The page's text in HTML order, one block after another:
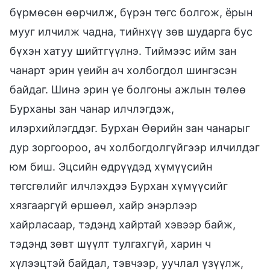
бүрмөсөн өөрчилж, бүрэн төгс болгож, ёрын
мууг илчилж чадна, тийнхүү зөв шударга бус
бүхэн хатуу шийтгүүлнэ. Тиймээс ийм зан
чанарт эрин үеийн ач холбогдол шингэсэн
байдаг. Шинэ эрин үе болгоны ажлын төлөө
Бурханы зан чанар илчлэгдэж,
илэрхийлэгддэг. Бурхан Өөрийн зан чанарыг
дур зоргоороо, ач холбогдолгүйгээр илчилдэг
юм биш. Эцсийн өдрүүдэд хүмүүсийн
төгсгөлийг илчлэхдээ Бурхан хүмүүсийг
хязгааргүй өршөөл, хайр энэрлээр
хайрласаар, тэдэнд хайртай хэвээр байж,
тэдэнд зөвт шүүлт тулгахгүй, харин ч
хүлээцтэй байдал, тэвчээр, уучлал үзүүлж,